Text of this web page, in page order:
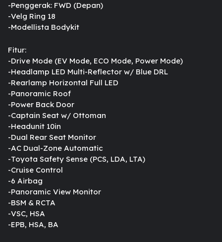
-Penggerak: FWD (Depan)
-Velg Ring 18
-Modellista Bodykit
Fitur:
-Drive Mode (EV Mode, ECO Mode, Power Mode)
-Headlamp LED Multi-Reflector w/ Blue DRL
-Rearlamp Horizontal Full LED
-Panoramic Roof
-Power Back Door
-Captain Seat w/ Ottoman
-Headunit 10in
-Dual Rear Seat Monitor
-AC Dual-Zone Automatic
-Toyota Safety Sense (PCS, LDA, LTA)
-Cruise Control
-6 Airbag
-Panoramic View Monitor
-BSM & RCTA
-VSC, HSA
-EPB, HSA, BA